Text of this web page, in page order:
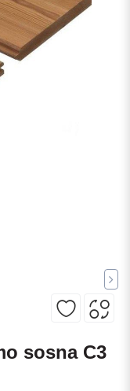
sosna C3